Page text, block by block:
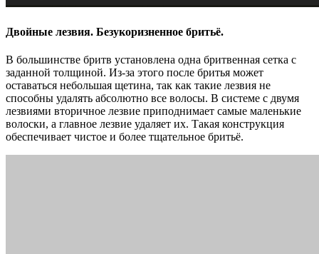
Двойные лезвия. Безукоризненное бритьё.
В большинстве бритв установлена одна бритвенная сетка с
заданной толщиной. Из-за этого после бритья может
оставаться небольшая щетина, так как такие лезвия не
способны удалять абсолютно все волосы. В системе с двумя
лезвиями вторичное лезвие приподнимает самые маленькие
волоски, а главное лезвие удаляет их. Такая конструкция
обеспечивает чистое и более тщательное бритьё.